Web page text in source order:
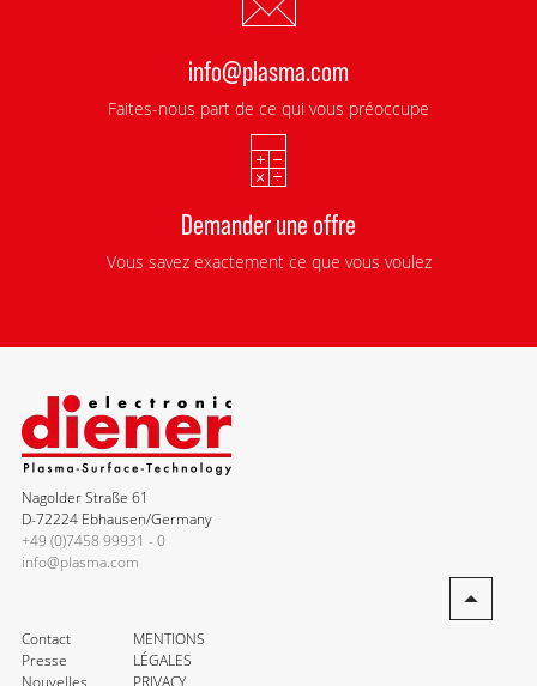
info@plasma.com
Faites-nous part de ce qui vous préoccupe
Demander une offre
Vous savez exactement ce que vous voulez
Nagolder Straße 61
D-72224 Ebhausen/Germany
+49 (0)7458 99931 - 0
info@plasma.com
Contact
Presse
Nouvelles
MENTIONS
LÉGALES
PRIVACY